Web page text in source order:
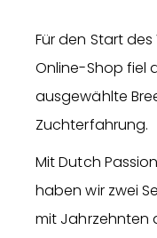
Für den Start
Online-Shop fiel
ausgewählte
Zuchterfahrung.
Mit Dutch
haben wir zwei
mit Jahrzehnten